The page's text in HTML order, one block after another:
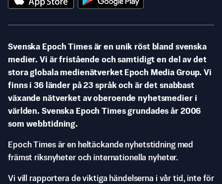
Svenska Epoch Times är en unik röst bland svenska
medier. Vi är fristående och samtidigt en del av det
stora globala medienätverket Epoch Media Group. Vi
finns i 36 länder på 23 språk och är det snabbast
växande nätverket av oberoende nyhetsmedier i
världen. Svenska Epoch Times grundades år 2006
som webbtidning.
Epoch Times är en heltäckande nyhetstidning med
främst riksnyheter och internationella nyheter.
Vi vill rapportera de viktiga händelserna i vår tid, inte för